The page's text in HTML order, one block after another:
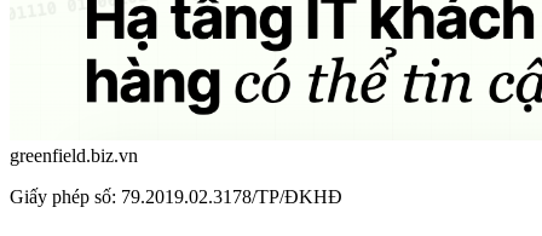
greenfield.biz.vn
Giấy phép số: 79.2019.02.3178/TP/ĐKHĐ